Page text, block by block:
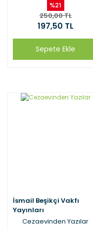
%21
250,00 TL
197,50 TL
Sepete Ekle
İsmail Beşikçi Vakfı
Yayınları
Cezaevinden Yazılar